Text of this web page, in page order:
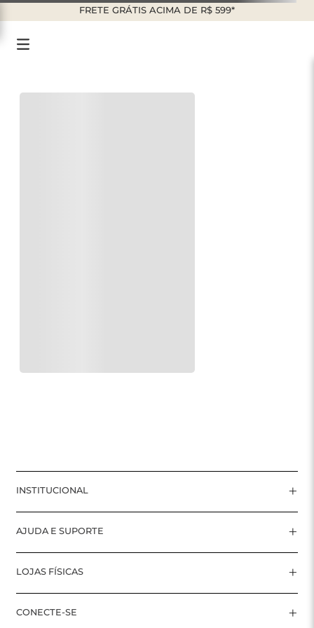
FRETE GRÁTIS ACIMA DE R$ 599*
INSTITUCIONAL +
AJUDA E SUPORTE +
LOJAS FÍSICAS +
CONECTE-SE +